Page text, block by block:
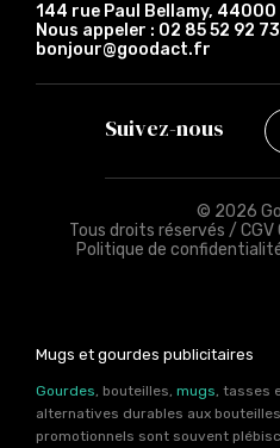
144 rue Paul Bellamy, 44000
Nous appeler : 02 85 52 92 73
bonjour@goodact.fr
Suivez-nous
© 2026
Tous droits réservés / CGV
Politique de
Mugs et gourdes publicitaires
Gourdes , bouteilles, mugs , tasses
alternatives durables aux
promotionnels sont souvent